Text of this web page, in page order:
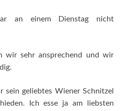
an einem Dienstag nicht
wir sehr ansprechend und wir
sein geliebtes Wiener Schnitzel
Ich esse ja am liebsten